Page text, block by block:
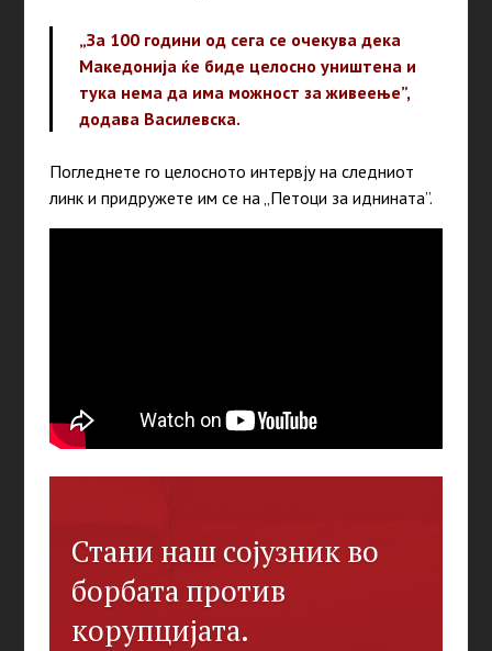
„За 100 години од сега се очекува дека
Македонија ќе биде целосно уништена и
тука нема да има можност за живеење”,
додава Василевска.
Погледнете го целосното интервју на следниот
линк и придружете им се на „Петоци за иднината”.
Стани наш сојузник во
борбата против
корупцијата.